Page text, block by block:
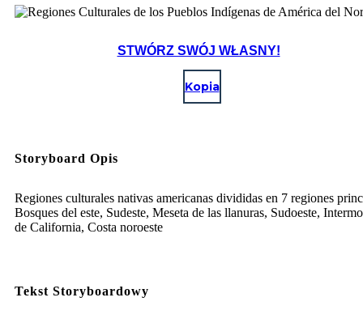
STWÓRZ SWÓJ WŁASNY!
Kopia
Storyboard Opis
Regiones culturales nativas americanas divididas en 7 regiones
Bosques del este, Sudeste, Meseta de las llanuras, Sudoeste,
de California, Costa noroeste
Tekst Storyboardowy